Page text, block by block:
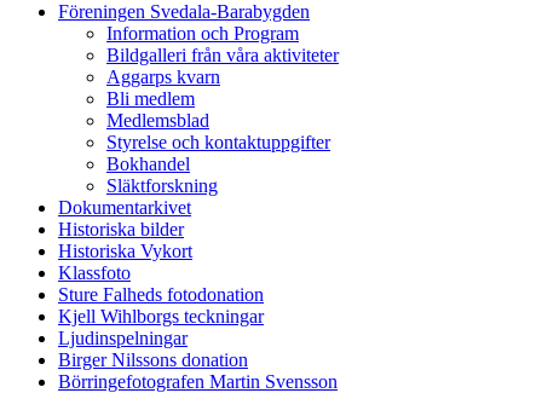
Föreningen Svedala-Barabygden
Information och Program
Bildgalleri från våra aktiviteter
Aggarps kvarn
Bli medlem
Medlemsblad
Styrelse och kontaktuppgifter
Bokhandel
Släktforskning
Dokumentarkivet
Historiska bilder
Historiska Vykort
Klassfoto
Sture Falheds fotodonation
Kjell Wihlborgs teckningar
Ljudinspelningar
Birger Nilssons donation
Börringefotografen Martin Svensson